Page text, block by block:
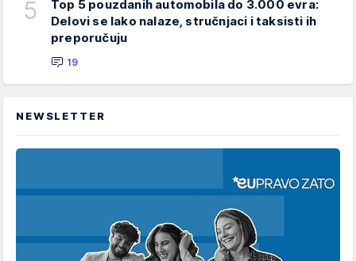
5
Top 5 pouzdanih automobila do 3.000 evra:
Delovi se lako nalaze, stručnjaci i taksisti ih
preporučuju
19
NEWSLETTER